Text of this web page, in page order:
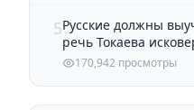
5Русские должны
речь Токаева
170,942 просмотры